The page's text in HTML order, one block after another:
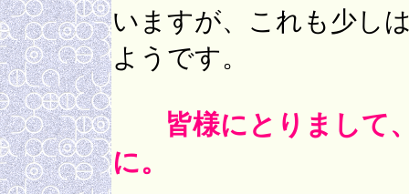
いますが、これも少し
ようです。
皆様にとりまして
に。